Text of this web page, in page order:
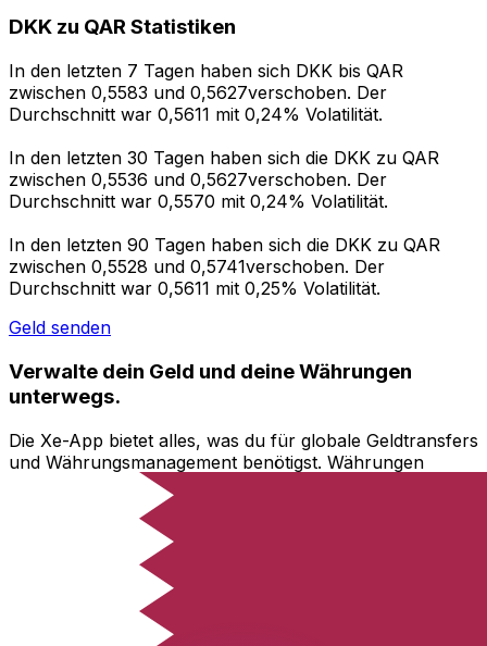
DKK zu QAR Statistiken
In den letzten 7 Tagen haben sich DKK bis QAR
zwischen 0,5583 und 0,5627verschoben. Der
Durchschnitt war 0,5611 mit 0,24% Volatilität.
In den letzten 30 Tagen haben sich die DKK zu QAR
zwischen 0,5536 und 0,5627verschoben. Der
Durchschnitt war 0,5570 mit 0,24% Volatilität.
In den letzten 90 Tagen haben sich die DKK zu QAR
zwischen 0,5528 und 0,5741verschoben. Der
Durchschnitt war 0,5611 mit 0,25% Volatilität.
Geld senden
Verwalte dein Geld und deine Währungen
unterwegs.
Die Xe-App bietet alles, was du für globale Geldtransfers
und Währungsmanagement benötigst. Währungen
umrechnen, Kursbenachrichtigungen einrichten und
Geld ins Ausland überweisen, ohne versteckte
Gebühren. Heute herunterladen!